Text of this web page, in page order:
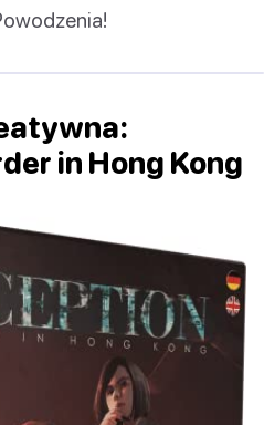
in Hong Kong